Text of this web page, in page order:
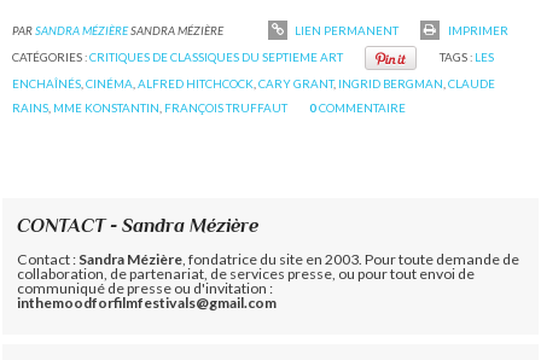
PARSANDRA MÉZIÈRESANDRA MÉZIÈRE LIEN PERMANENT
IMPRIMER
CATÉGORIES :CRITIQUES DE CLASSIQUES DU SEPTIEME ART TAGS : LES
ENCHAÎNÉS ,CINÉMA ,ALFRED HITCHCOCK ,CARY GRANT, INGRID BERGMAN ,CLAUDE
RAINS MME KONSTANTIN FRANÇOIS TRUFFAUT 0COMMENTAIRE
CONTACT - Sandra Mézière
Contact : Sandra Mézière , fondatrice du site en 2003. Pour toute demande de
collaboration, de partenariat, de services presse, ou pour tout envoi de
communiqué de presse ou d'invitation :
inthemoodforfilmfestivals@gmail.com